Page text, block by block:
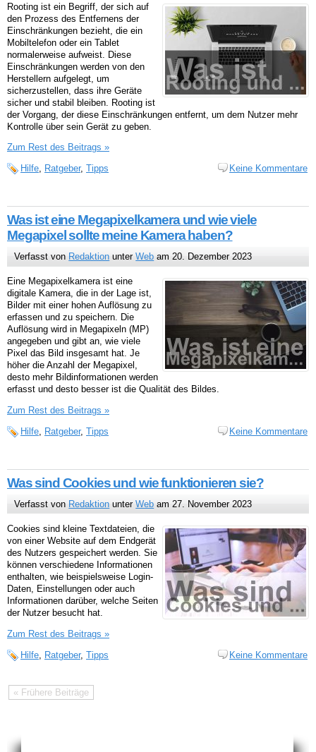
Rooting ist ein Begriff, der sich auf
den Prozess des Entfernens der
Einschränkungen bezieht, die ein
Mobiltelefon oder ein Tablet
normalerweise aufweist. Diese
Einschränkungen werden von den
Herstellern aufgelegt, um
sicherzustellen, dass ihre Geräte
sicher und stabil bleiben. Rooting ist
der Vorgang, der diese Einschränkungen entfernt, um dem Nutzer mehr
Kontrolle über sein Gerät zu geben.
Zum Rest des Beitrags »
Hilfe, Ratgeber, Tipps Keine Kommentare
Was ist eine Megapixelkamera und wie viele
Megapixel sollte meine Kamera haben?
Verfasst von Redaktion unterWeb am 20. Dezember 2023
Eine Megapixelkamera ist eine
digitale Kamera, die in der Lage ist,
Bilder mit einer hohen Auflösung zu
erfassen und zu speichern. Die
Auflösung wird in Megapixeln (MP)
angegeben und gibt an, wie viele
Pixel das Bild insgesamt hat. Je
höher die Anzahl der Megapixel,
desto mehr Bildinformationen werden
erfasst und desto besser ist die Qualität des Bildes.
Zum Rest des Beitrags »
Hilfe
Ratgeber, Tipps Keine Kommentare
Was sind Cookies und wie funktionieren sie?
Verfasst von Redaktion unterWeb am 27. November 2023
Cookies sind kleine Textdateien, die
von einer Website auf dem Endgerät
des Nutzers gespeichert werden. Sie
können verschiedene Informationen
enthalten, wie beispielsweise Login-
Daten, Einstellungen oder auch
Informationen darüber, welche Seiten
der Nutzer besucht hat.
Zum Rest des Beitrags »
Hilfe
Ratgeber, Tipps Keine Kommentare
« Frühere Beiträge